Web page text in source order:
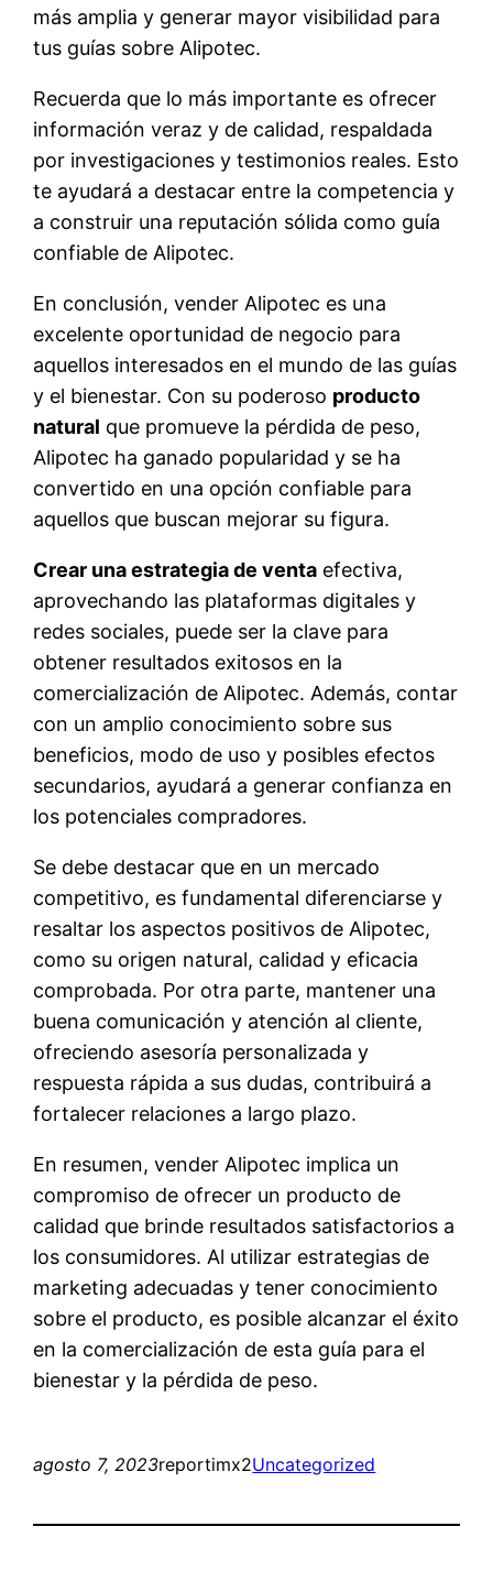
más amplia y generar mayor visibilidad para
tus guías sobre Alipotec.
Recuerda que lo más importante es ofrecer
información veraz y de calidad, respaldada
por investigaciones y testimonios reales. Esto
te ayudará a destacar entre la competencia y
a construir una reputación sólida como guía
confiable de Alipotec.
En conclusión, vender Alipotec es una
excelente oportunidad de negocio para
aquellos interesados en el mundo de las guías
y el bienestar. Con su poderoso producto
natural que promueve la pérdida de peso,
Alipotec ha ganado popularidad y se ha
convertido en una opción confiable para
aquellos que buscan mejorar su figura.
Crear una estrategia de venta efectiva,
aprovechando las plataformas digitales y
redes sociales, puede ser la clave para
obtener resultados exitosos en la
comercialización de Alipotec. Además, contar
con un amplio conocimiento sobre sus
beneficios, modo de uso y posibles efectos
secundarios, ayudará a generar confianza en
los potenciales compradores.
Se debe destacar que en un mercado
competitivo, es fundamental diferenciarse y
resaltar los aspectos positivos de Alipotec,
como su origen natural, calidad y eficacia
comprobada. Por otra parte, mantener una
buena comunicación y atención al cliente,
ofreciendo asesoría personalizada y
respuesta rápida a sus dudas, contribuirá a
fortalecer relaciones a largo plazo.
En resumen, vender Alipotec implica un
compromiso de ofrecer un producto de
calidad que brinde resultados satisfactorios a
los consumidores. Al utilizar estrategias de
marketing adecuadas y tener conocimiento
sobre el producto, es posible alcanzar el éxito
en la comercialización de esta guía para el
bienestar y la pérdida de peso.
agosto 7, 2023reportimx2Uncategorized